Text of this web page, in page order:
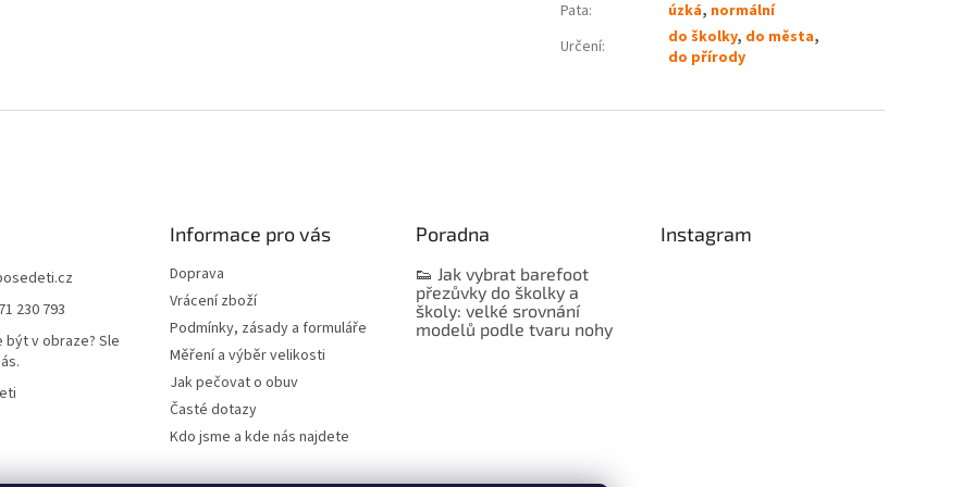
Pata: úzká, normální
Určení: do školky, do města,
do přírody
230 793
být v obraze? Sle
Informace pro vás
Doprava
Vrácení zboží
Podmínky, zásady a formuláře
Měření a výběr velikosti
Jak pečovat o obuv
Časté dotazy
Kdo jsme a kde nás najdete
Poradna
👟 Jak vybrat barefoot
přezůvky do školky a
školy: velké srovnání
modelů podle tvaru nohy
Instagram